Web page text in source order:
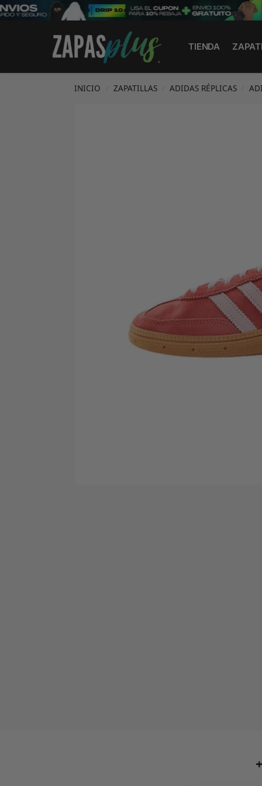
TIENDA
Search
INICIO ZAPATILLAS ADIDAS RÉPLICAS